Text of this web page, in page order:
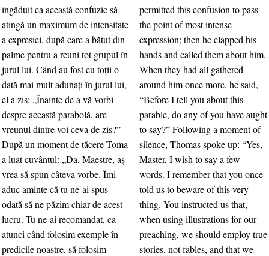
îngăduit ca această confuzie să
atingă un maximum de intensitate
a expresiei, după care a bătut din
palme pentru a reuni tot grupul în
jurul lui. Când au fost cu toţii o
dată mai mult adunaţi în jurul lui,
el a zis: „Înainte de a vă vorbi
despre această parabolă, are
vreunul dintre voi ceva de zis?”
După un moment de tăcere Toma
a luat cuvântul: „Da, Maestre, aş
vrea să spun câteva vorbe. Îmi
aduc aminte că tu ne-ai spus
odată să ne păzim chiar de acest
lucru. Tu ne-ai recomandat, ca
atunci când folosim exemple în
predicile noastre, să folosim
permitted this confusion to pass
the point of most intense
expression; then he clapped his
hands and called them about him.
When they had all gathered
around him once more, he said,
“Before I tell you about this
parable, do any of you have aught
to say?” Following a moment of
silence, Thomas spoke up: “Yes,
Master, I wish to say a few
words. I remember that you once
told us to beware of this very
thing. You instructed us that,
when using illustrations for our
preaching, we should employ true
stories, not fables, and that we